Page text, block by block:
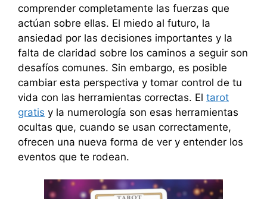
comprender completamente las fuerzas que
actúan sobre ellas. El miedo al futuro, la
ansiedad por las decisiones importantes y la
falta de claridad sobre los caminos a seguir son
desafíos comunes. Sin embargo, es posible
cambiar esta perspectiva y tomar control de tu
vida con las herramientas correctas. El tarot
gratis y la numerología son esas herramientas
ocultas que, cuando se usan correctamente,
ofrecen una nueva forma de ver y entender los
eventos que te rodean.